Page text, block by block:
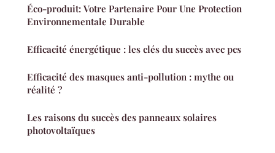
Éco-produit: Votre Partenaire Pour Une Protection
Environnementale Durable
Efficacité énergétique : les clés du succès avec pcs
Efficacité des masques anti-pollution : mythe ou
réalité ?
Les raisons du succès des panneaux solaires
photovoltaïques